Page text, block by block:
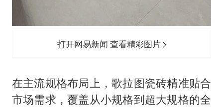
打开网易新闻 查看精彩图片
在主流规格布局上，歌拉图瓷砖精准贴合
市场需求，覆盖从小规格到超大规格的全